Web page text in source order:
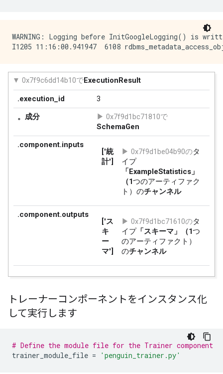
WARNING: Logging before InitGoogleLogging() is
トレーナーコンポーネントをインスタンス化
して実行します
# Define the module file for the Trainer component
trainer_module_file = 'penguin_trainer.py'